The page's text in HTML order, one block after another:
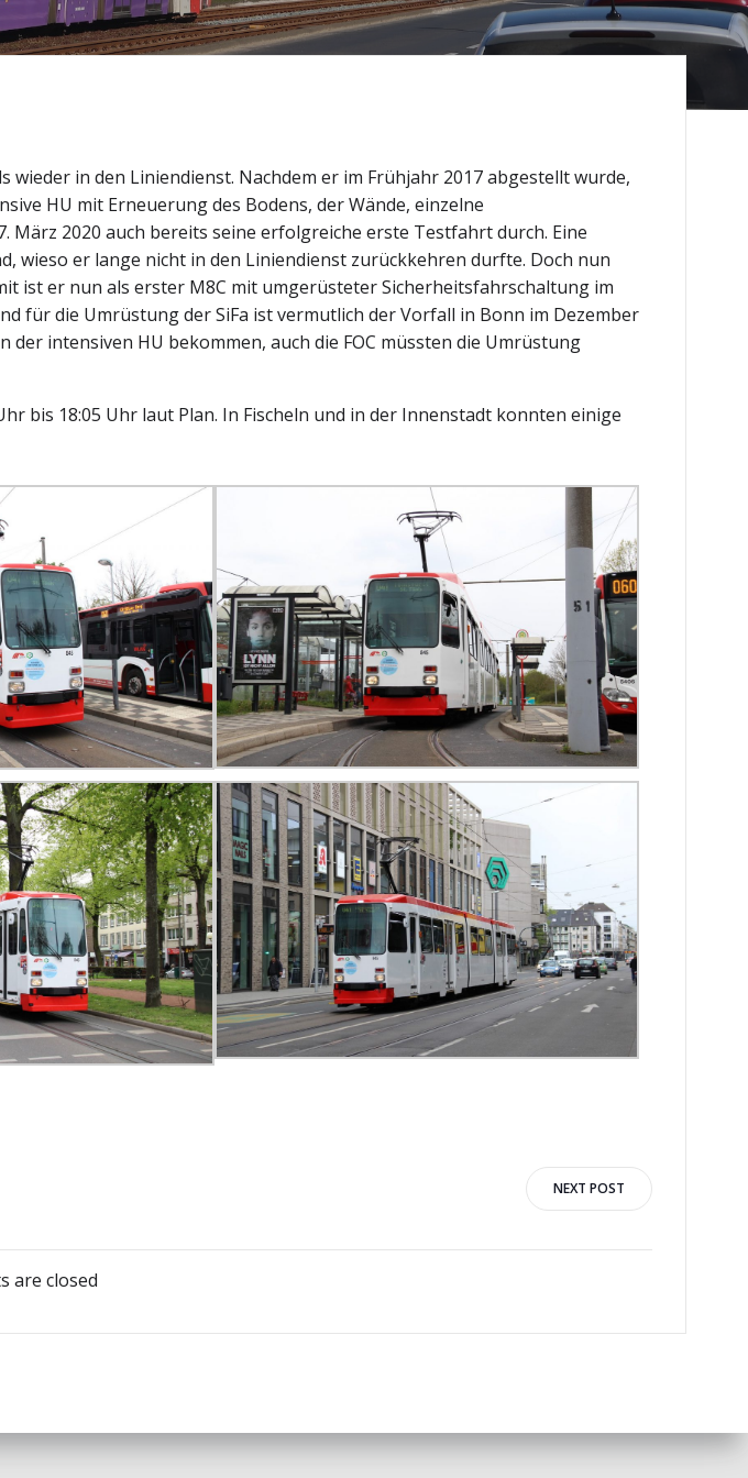
wieder in den Liniendienst. Nachdem er im Frühjahr 2017 abgestellt wurde,
HU mit Erneuerung des Bodens, der Wände, einzelne
2020 auch bereits seine erfolgreiche erste Testfahrt durch. Eine
wieso er lange nicht in den Liniendienst zurückkehren durfte. Doch nun
ist er nun als erster M8C mit umgerüsteter Sicherheitsfahrschaltung im
für die Umrüstung der SiFa ist vermutlich der Vorfall in Bonn im Dezember
der intensiven HU bekommen, auch die FOC müssten die Umrüstung
bis 18:05 Uhr laut Plan. In Fischeln und in der Innenstadt konnten einige
navigation
NEXT POST
are closed